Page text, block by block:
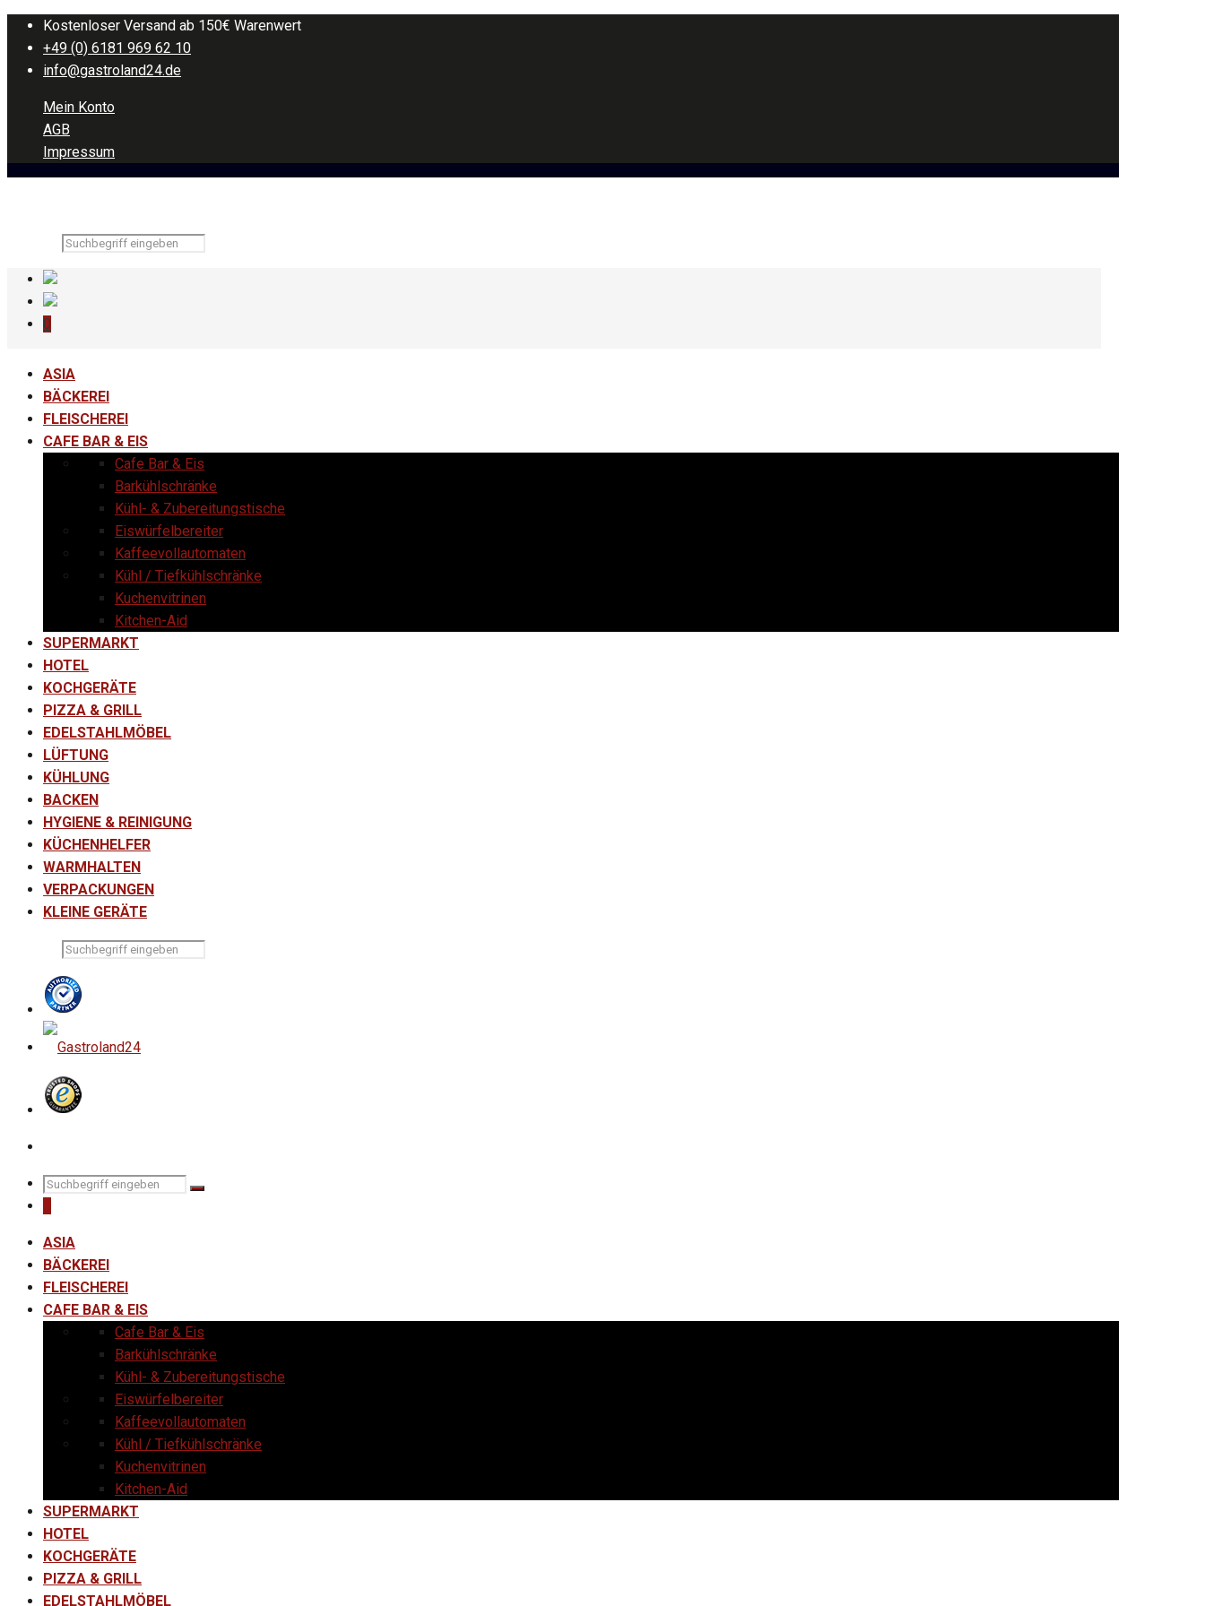
Kostenloser Versand ab 150€ Warenwert
+49 (0) 6181 969 62 10
info@gastroland24.de
Mein Konto
AGB
Impressum
0
ASIA
BÄCKEREI
FLEISCHEREI
CAFE BAR & EIS
Cafe Bar & Eis
Barkühlschränke
Kühl- & Zubereitungstische
Eiswürfelbereiter
Kaffeevollautomaten
Kühl / Tiefkühlschränke
Kuchenvitrinen
Kitchen-Aid
SUPERMARKT
HOTEL
KOCHGERÄTE
PIZZA & GRILL
EDELSTAHLMÖBEL
LÜFTUNG
KÜHLUNG
BACKEN
HYGIENE & REINIGUNG
KÜCHENHELFER
WARMHALTEN
VERPACKUNGEN
KLEINE GERÄTE
ASIA
BÄCKEREI
FLEISCHEREI
CAFE BAR & EIS
Cafe Bar & Eis
Barkühlschränke
Kühl- & Zubereitungstische
Eiswürfelbereiter
Kaffeevollautomaten
Kühl / Tiefkühlschränke
Kuchenvitrinen
Kitchen-Aid
SUPERMARKT
HOTEL
KOCHGERÄTE
PIZZA & GRILL
EDELSTAHLMÖBEL